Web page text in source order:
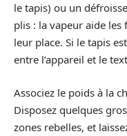
le tapis) ou un
plis : la vapeur aide
leur place. Si le tapis
entre l’appareil et le
Associez le poids à la
Disposez quelques
zones rebelles, et